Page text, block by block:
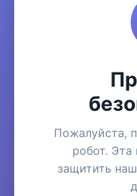
Пожалуйста,
робот. Эта
защитить